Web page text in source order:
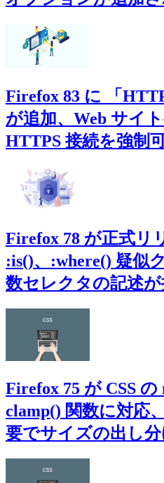
Firefox 83 に 「
が追加、Web サイ
HTTPS 接続を強制
Firefox 78 が正式リ
:is()、:where() 疑似
数セレクタの記述が
Firefox 75 が CSS の
clamp() 関数に対応
要でサイズの出し